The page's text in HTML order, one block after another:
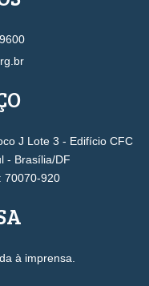
J Lote 3 - Edifício CFC
- Brasília/DF
70070-920
à imprensa.